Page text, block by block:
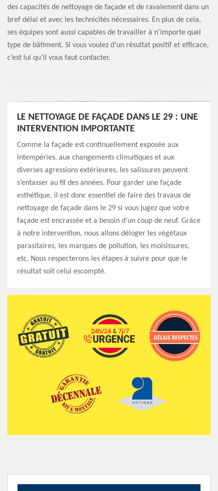
des capacités de nettoyage de façade et de ravalement dans un
bref délai et avec les technicités nécessaires. En plus de cela,
ses équipes sont aussi capables de travailler à n’importe quel
type de bâtiment. Si vous voulez d’un résultat positif et efficace,
c’est lui qu’il vous faut contacter.
LE NETTOYAGE DE FAÇADE DANS LE 29 : UNE
INTERVENTION IMPORTANTE
Comme la façade est continuellement exposée aux
intempéries, aux changements climatiques et aux
diverses agressions extérieures, les salissures peuvent
s’entasser au fil des années. Pour garder une façade
esthétique, il est donc essentiel de faire des travaux de
nettoyage de façade dans le 29 si vous jugez que votre
façade est encrassée et a besoin d’un coup de neuf. Grâce
à notre intervention, nous allons déloger les végétaux
parasitaires, les marques de pollution, les moisissures,
etc. Nous respecterons les étapes à suivre pour que le
résultat soit celui escompté.